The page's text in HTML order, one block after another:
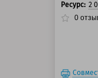
Ресурс: 2
0